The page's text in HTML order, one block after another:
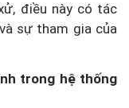
điều này có tác
sự tham gia của
trong hệ thống